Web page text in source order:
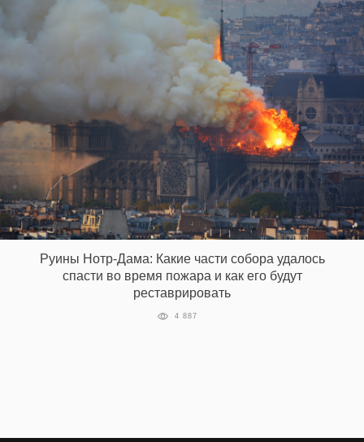
Руины Нотр-Дама: Какие части собора удалось
спасти во время пожара и как его будут
реставрировать
4 887